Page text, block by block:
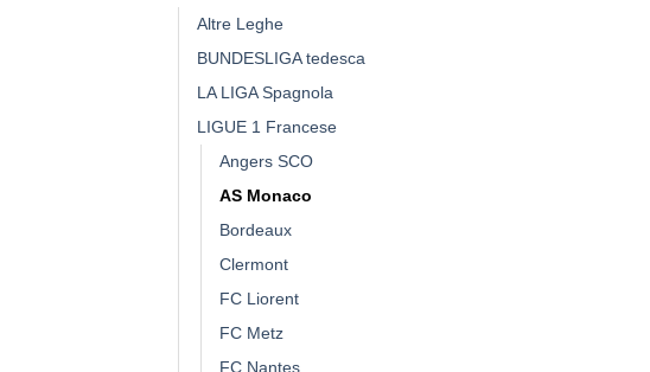
Altre Leghe
BUNDESLIGA tedesca
LA LIGA Spagnola
LIGUE 1 Francese
Angers SCO
AS Monaco
Bordeaux
Clermont
FC Liorent
FC Metz
FC Nantes